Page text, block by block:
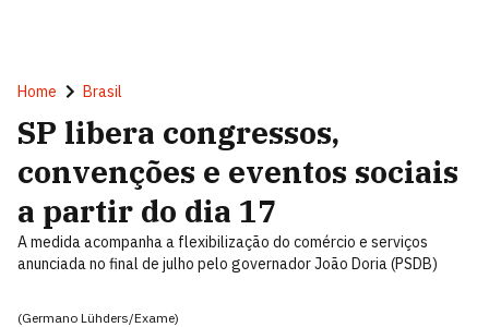
Home Brasil
SP libera congressos,
convenções e eventos sociais
a partir do dia 17
A medida acompanha a flexibilização do comércio e serviços
anunciada no final de julho pelo governador João Doria (PSDB)
(Germano Lühders/Exame)